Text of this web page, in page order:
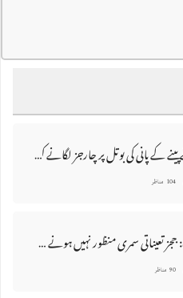
وزیراعلیٰ پنجاب نے پینے کے پانی کی بوتل پر چارجز لگانے کی تجویز مستر دکر دی
104 مناظر
اسلام آباد ہائیکورٹ: ججز تعیناتی سمری منظور نہیں‌ ہونے کے خٌلاف فیصلہ محفوظ
90 مناظر